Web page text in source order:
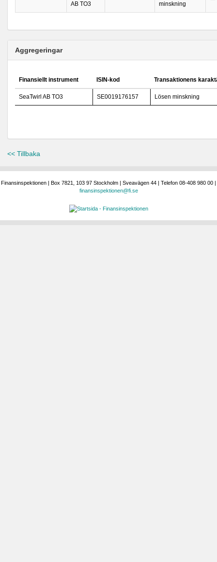
AB TO3
minskning
Aggregeringar
Finansiellt instrument ISIN-kod Transaktionens
SeaTwirl AB TO3 SE0019176157 Lösen minskning
<< Tillbaka
Finansinspektionen | Box 7821, 103 97 Stockholm | Sveavägen 44 | Telefon 08-408 980 00 |
finansinspektionen@fi.se